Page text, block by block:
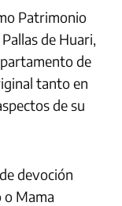
Patrimonio
de Huari,
de
tanto en
de su
devoción
o Mama